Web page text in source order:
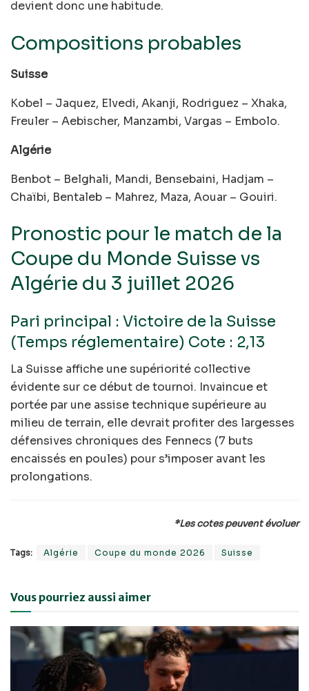
devient donc une habitude.
Compositions probables
Suisse
Kobel – Jaquez, Elvedi, Akanji, Rodriguez – Xhaka,
Freuler – Aebischer, Manzambi, Vargas – Embolo.
Algérie
Benbot – Belghali, Mandi, Bensebaini, Hadjam –
Chaïbi, Bentaleb – Mahrez, Maza, Aouar – Gouiri.
Pronostic pour le match de la
Coupe du Monde Suisse vs
Algérie du 3 juillet 2026
Pari principal : Victoire de la Suisse
(Temps réglementaire) Cote : 2,13
La Suisse affiche une supériorité collective
évidente sur ce début de tournoi. Invaincue et
portée par une assise technique supérieure au
milieu de terrain, elle devrait profiter des largesses
défensives chroniques des Fennecs (7 buts
encaissés en poules) pour s’imposer avant les
prolongations.
*Les cotes peuvent évoluer
Tags: Algérie Coupe du monde 2026 Suisse
Vous pourriez aussi aimer